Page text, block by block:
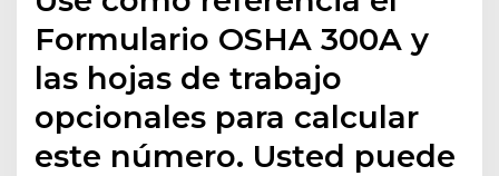
Formulario OSHA 300A y
las hojas de trabajo
opcionales para calcular
este número. Usted puede